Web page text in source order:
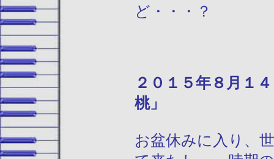
ど・・・？
２０１５
桃」
お盆休みに入り、